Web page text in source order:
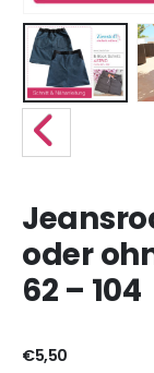
oder
62 – 104
€5,50